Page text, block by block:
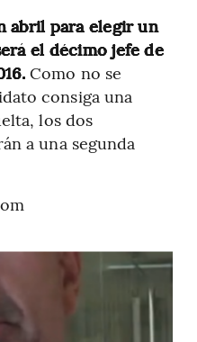
abril para elegir un
el décimo jefe de
Como no se
consiga una
los dos
a una segunda